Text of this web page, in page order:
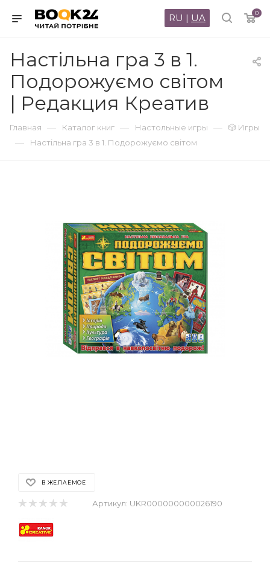
0
RU | UA
Настільна гра 3 в 1.
Подорожуємо світом
| Редакция Креатив
Главная — Каталог книг — Настольные игры — 🎲 Игры
— Настільна гра 3 в 1. Подорожуємо світом
В ЖЕЛАЕМОЕ
Артикул: UKR000000000026190